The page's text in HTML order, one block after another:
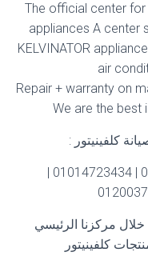
The official center for
appliances A center
KELVINATOR
air
Repair + warranty on
We are the best
كلفينيتور:
01225025360 | 01127571696 | 01014723434 |
مركزنا الرئيسي
كلفينيتور